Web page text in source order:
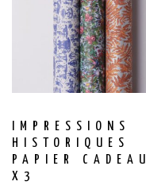
IMPRESSIONS
HISTORIQUES
PAPIER CADEAU
X3